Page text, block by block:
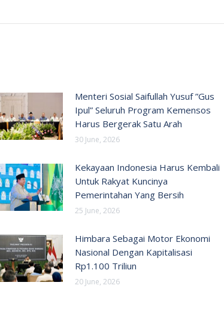
Menteri Sosial Saifullah Yusuf ”Gus
Ipul” Seluruh Program Kemensos
Harus Bergerak Satu Arah
30 June, 2026
Kekayaan Indonesia Harus Kembali
Untuk Rakyat Kuncinya
Pemerintahan Yang Bersih
25 June, 2026
Himbara Sebagai Motor Ekonomi
Nasional Dengan Kapitalisasi
Rp1.100 Triliun
20 June, 2026